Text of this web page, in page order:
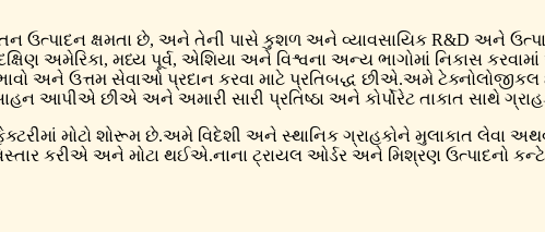
ક્ષમતા છે, અને તેની પાસે કુશળ અને વ્યાવસાયિક R&D અને
અમેરિકા, મધ્ય પૂર્વ, એશિયા અને વિશ્વના અન્ય ભાગોમાં નિકાસ
અને ઉત્તમ સેવાઓ પ્રદાન કરવા માટે પ્રતિબદ્ધ છીએ.અમે
આપીએ છીએ અને અમારી સારી પ્રતિષ્ઠા અને કોર્પોરેટ તાકાત સાથે
મોટો શોરૂમ છે.અમે વિદેશી અને સ્થાનિક ગ્રાહકોને મુલાકાત લેવા
કરીએ અને મોટા થઈએ.નાના ટ્રાયલ ઓર્ડર અને મિશ્રણ ઉત્પાદનો